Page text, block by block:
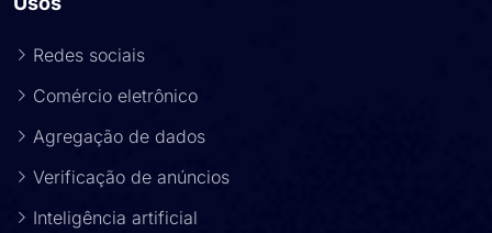
Redes sociais
Comércio eletrônico
Agregação de dados
Verificação de anúncios
Inteligência artificial